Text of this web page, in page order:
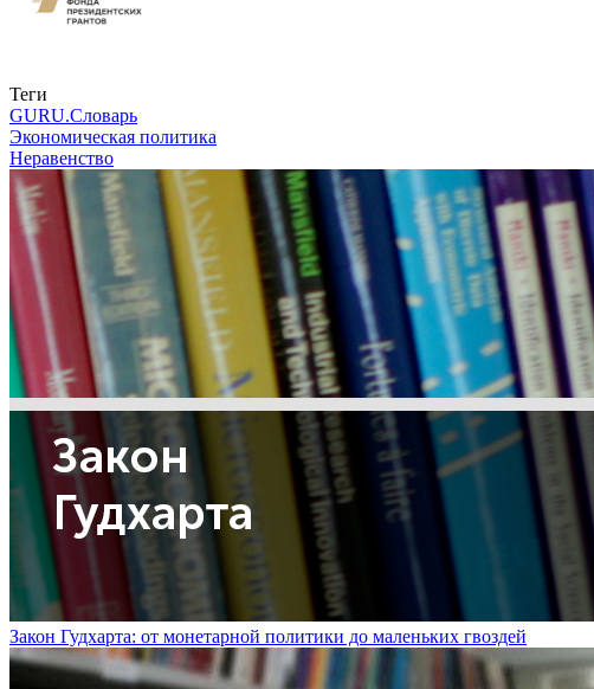
Теги
GURU.Словарь
Экономическая политика
Неравенство
Закон Гудхарта: от монетарной политики до маленьких гвоздей